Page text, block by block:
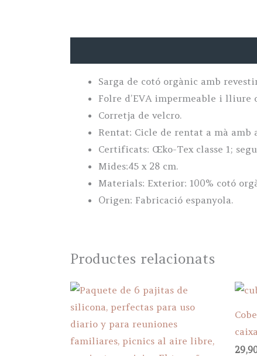
Sarga de cotó orgànic amb
Folre d’EVA impermeable i lliure
Corretja de velcro.
Rentat: Cicle de rentat a mà
Certificats: Œko-Tex classe 1;
Mides:45 x 28 cm.
Materials: Exterior: 100% cotó
Origen: Fabricació espanyola.
Productes relacionats